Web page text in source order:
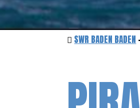
SWR BADEN BADEN -